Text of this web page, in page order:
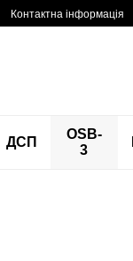
Контактна інформація
ДСП
OSB-
3